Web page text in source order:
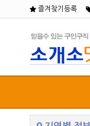
즐겨찾기등록